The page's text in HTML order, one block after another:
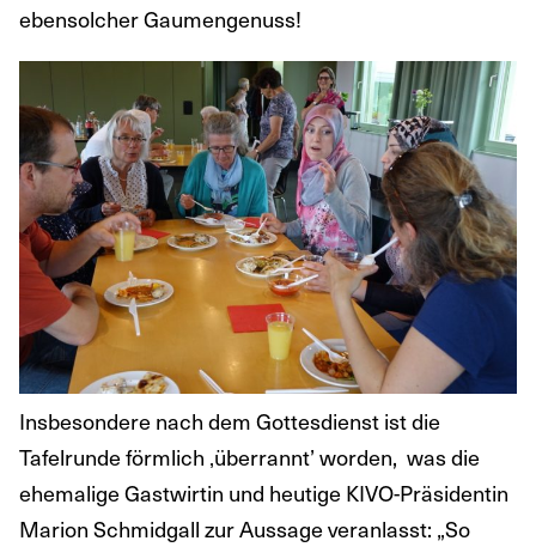
ebensolcher Gaumengenuss!
Insbesondere nach dem Gottesdienst ist die
Tafelrunde förmlich ‚überrannt’ worden, was die
ehemalige Gastwirtin und heutige KIVO-Präsidentin
Marion Schmidgall zur Aussage veranlasst: „So